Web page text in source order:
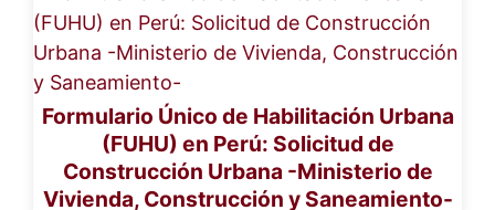
Formulario Único de Habilitación Urbana
(FUHU) en Perú: Solicitud de
Construcción Urbana -Ministerio de
Vivienda, Construcción y Saneamiento-